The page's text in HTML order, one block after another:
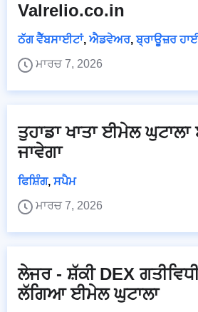
Valrelio.co.in
ਠੱਗ ਵੈੱਬਸਾਈਟਾਂ, ਐਡਵੇਅਰ,ਬ੍ਰਾਊਜ਼ਰ
ਮਾਰਚ 7, 2026
ਤੁਹਾਡਾ ਖਾਤਾ ਈਮੇਲ ਘੁਟਾਲਾ
ਜਾਵੇਗਾ
ਫਿਸ਼ਿੰਗ, ਸਪੈਮ
ਮਾਰਚ 7, 2026
ਲੇਜਰ - ਸ਼ੱਕੀ DEX
ਲੱਗਿਆ ਈਮੇਲ ਘੁਟਾਲਾ